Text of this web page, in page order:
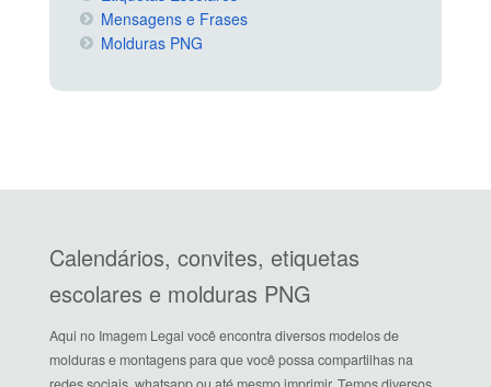
Mensagens e Frases
Molduras PNG
Calendários, convites, etiquetas
escolares e molduras PNG
Aqui no Imagem Legal você encontra diversos modelos de
molduras e montagens para que você possa compartilhas na